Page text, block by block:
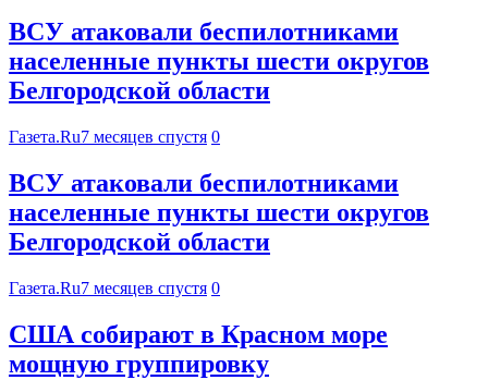
ВСУ атаковали беспилотниками
населенные пункты шести округов
Белгородской области
Газета.Ru7 месяцев спустя 0
ВСУ атаковали беспилотниками
населенные пункты шести округов
Белгородской области
Газета.Ru7 месяцев спустя 0
США собирают в Красном море
мощную группировку